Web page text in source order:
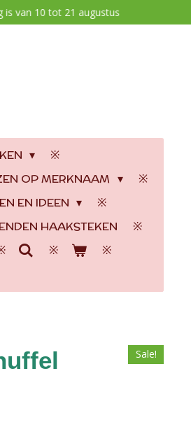
is van 10 tot 21 augustus
OP MERKNAAM
EN IDEEN
HAAKSTEKEN
Sale!